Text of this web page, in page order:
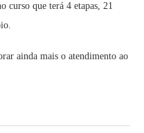
curso que terá 4 etapas, 21
ainda mais o atendimento ao